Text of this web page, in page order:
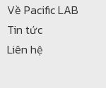
Về Pacific LAB
Tin tức
Liên hệ